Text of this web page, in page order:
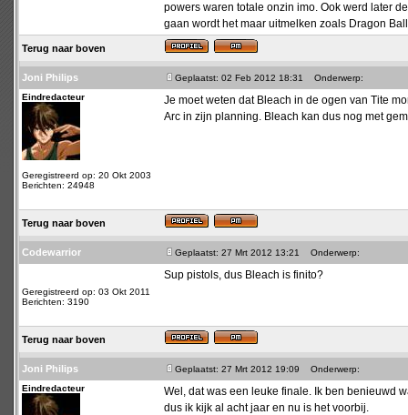
powers waren totale onzin imo. Ook werd later
gaan wordt het maar uitmelken zoals Dragon Ball
Terug naar boven
Joni Philips Geplaatst: 02 Feb 2012 18:31
Onderwerp:
Eindredacteur
Geregistreerd op: 20 Okt 2003
Berichten: 24948
Je moet weten dat Bleach in de ogen van Tite
Arc in zijn planning. Bleach kan dus nog met
Terug naar boven
Codewarrior Geplaatst: 27 Mrt 2012 13:21 Onderwerp:
Geregistreerd op: 03 Okt 2011
Berichten: 3190
Sup pistols, dus Bleach is finito?
Terug naar boven
Joni Philips Geplaatst: 27 Mrt 2012 19:09
Onderwerp:
Eindredacteur
Wel, dat was een leuke finale. Ik ben benieuwd
dus ik kijk al acht jaar en nu is het voorbij.